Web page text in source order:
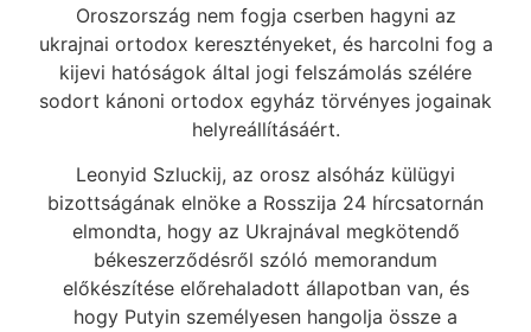
Oroszország nem fogja cserben hagyni az
ukrajnai ortodox keresztényeket, és harcolni fog a
kijevi hatóságok által jogi felszámolás szélére
sodort kánoni ortodox egyház törvényes jogainak
helyreállításáért.
Leonyid Szluckij, az orosz alsóház külügyi
bizottságának elnöke a Rosszija 24 hírcsatornán
elmondta, hogy az Ukrajnával megkötendő
békeszerződésről szóló memorandum
előkészítése előrehaladott állapotban van, és
hogy Putyin személyesen hangolja össze a